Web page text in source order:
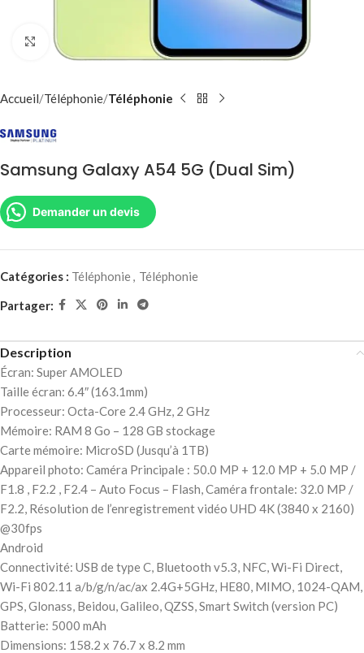
Agrandir
Accueil Téléphonie Téléphonie
Samsung Galaxy A54 5G (Dual Sim)
Demander un devis
Catégories : Téléphonie, Téléphonie
Partager:
Description
Écran: Super AMOLED
Taille écran: 6.4″ (163.1mm)
Processeur: Octa-Core 2.4 GHz, 2 GHz
Mémoire: RAM 8 Go – 128 GB stockage
Carte mémoire: MicroSD (Jusqu’à 1TB)
Appareil photo: Caméra Principale : 50.0 MP + 12.0 MP + 5.0 MP /
F1.8 , F2.2 , F2.4 – Auto Focus – Flash, Caméra frontale: 32.0 MP /
F2.2, Résolution de l’enregistrement vidéo UHD 4K (3840 x 2160)
@30fps
Android
Connectivité: USB de type C, Bluetooth v5.3, NFC, Wi-Fi Direct,
Wi-Fi 802.11 a/b/g/n/ac/ax 2.4G+5GHz, HE80, MIMO, 1024-QAM,
GPS, Glonass, Beidou, Galileo, QZSS, Smart Switch (version PC)
Batterie: 5000 mAh
Dimensions: 158.2 x 76.7 x 8.2 mm